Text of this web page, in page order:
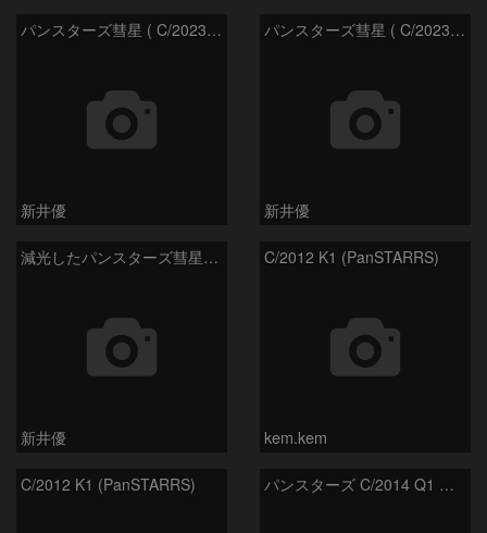
パンスターズ彗星 ( C/2023R1 ) ：2026/05/20
新井優
パンスターズ彗星 ( C/2023R1 ) ：2026/05/30
新井優
減光したパンスターズ彗星（C/2012K1）
新井優
C/2012 K1 (PanSTARRS)
kem.kem
C/2012 K1 (PanSTARRS) パンスターズ C/2014 Q1 彗星